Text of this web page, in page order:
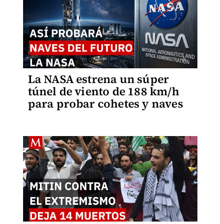
La NASA estrena un súper
túnel de viento de 188 km/h
para probar cohetes y naves